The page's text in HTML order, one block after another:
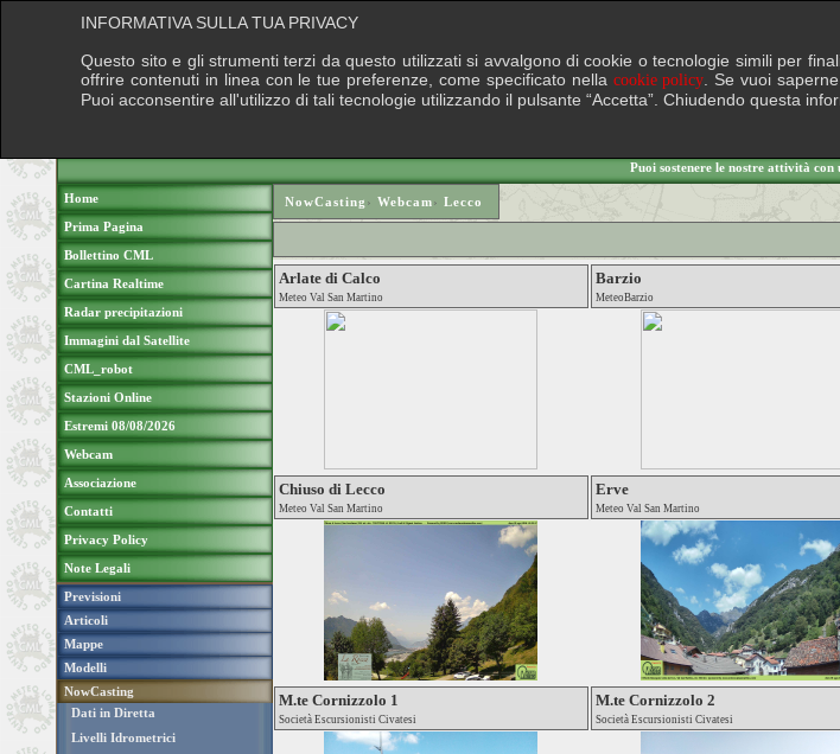
Puoi sostenere le nostre attività con
Home
Prima Pagina
Bollettino CML
Cartina Realtime
Radar precipitazioni
Immagini dal Satellite
CML_robot
Stazioni Online
Estremi 08/08/2026
Webcam
Associazione
Contatti
Privacy Policy
Note Legali
Previsioni
Articoli
Mappe
Modelli
NowCasting
Dati in Diretta
Livelli Idrometrici
NowCasting › Webcam› Lecco
Arlate di Calco
Meteo Val San Martino
Barzio
MeteoBarzio
Chiuso di Lecco
Meteo Val San Martino
Erve
Meteo Val San Martino
M.te Cornizzolo 1
Società Escursionisti Civatesi
M.te Cornizzolo 2
Società Escursionisti Civatesi
INFORMATIVA SULLA TUA PRIVACY
Questo sito e gli strumenti terzi da questo utilizzati si avvalgono di cookie o tecnologie simili per
offrire contenuti in linea con le tue preferenze, come specificato nella cookie policy . Se vuoi
Puoi acconsentire all'utilizzo di tali tecnologie utilizzando il pulsante “Accetta”. Chiudendo questa